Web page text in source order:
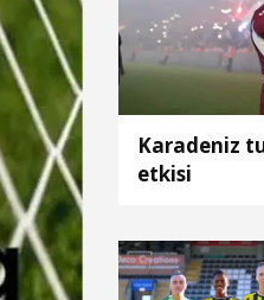
Karadeniz
etkisi